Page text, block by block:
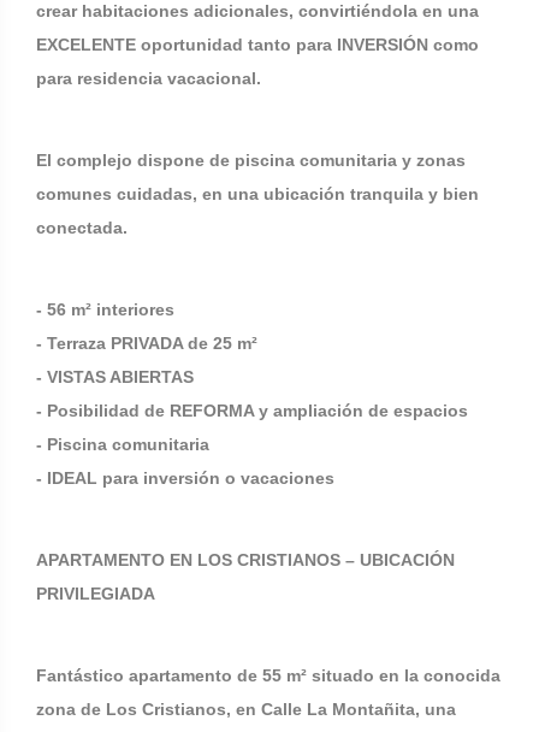
crear habitaciones adicionales, convirtiéndola en una
EXCELENTE oportunidad tanto para INVERSIÓN como
para residencia vacacional.
El complejo dispone de piscina comunitaria y zonas
comunes cuidadas, en una ubicación tranquila y bien
conectada.
- 56 m² interiores
- Terraza PRIVADA de 25 m²
- VISTAS ABIERTAS
- Posibilidad de REFORMA y ampliación de espacios
- Piscina comunitaria
- IDEAL para inversión o vacaciones
APARTAMENTO EN LOS CRISTIANOS – UBICACIÓN
PRIVILEGIADA
Fantástico apartamento de 55 m² situado en la conocida
zona de Los Cristianos, en Calle La Montañita, una